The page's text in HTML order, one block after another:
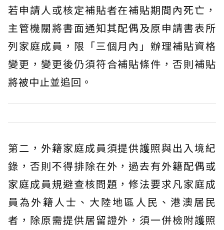
若申請人或核定補貼者在補貼期間內死亡，
主管機關將書面通知其配偶及原申請書表所
列家庭成員，限「三個月內」辦理補貼資格
變更，變更後仍須符合補貼條件，否則補貼
將被中止並追回。
第二，外籍家庭成員須提供護照與出入境紀
錄，否則不得排除在外，過去有外籍配偶或
家庭成員規避查核問題，修法要求凡家庭成
員為外籍人士、大陸地區人民、港澳居民
者，除原需提供居留證外，須一併檢附護照